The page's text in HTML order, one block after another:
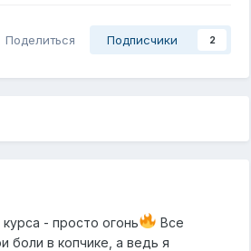
Поделиться Подписчики 2
- просто огонь
Все
боли в копчике, а ведь я